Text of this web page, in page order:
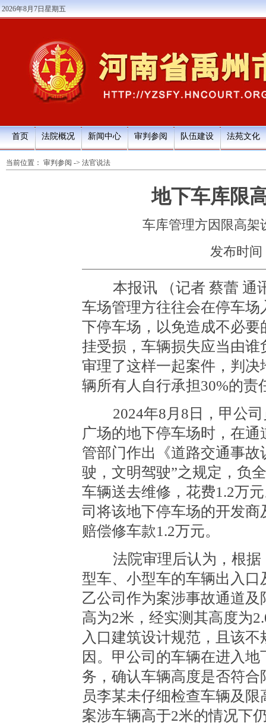
2026年8月7日星期五
首页 法院概况 新闻中心 审判参阅 队伍建设 法苑文化
当前位置： 审判参阅 -> 法官说法
地下车库限
车库管理方因限高架
发布时间
本报讯 （记者 蔡蕾 通
车场管理方往往会在停车
下停车场，以免造成不必
挂受损，车辆损失应当由
审理了这样一起案件，判
辆所有人自行承担30%的责
2024年8月8日，甲公司
广场的地下停车场时，在
管部门作出《道路交通事
驶，文明驾驶”之规定，负
车辆送去维修，花费1.2万
司将该地下停车场的开发
赔偿修车款1.2万元。
法院审理后认为，根据
型车、小型车的车辆出入
乙公司作为案涉事故通道
高为2米，经实测其高度为
入口建筑设计规范，且该
因。甲公司的车辆在进入
务，确认车辆高度是否符
员李某未仔细检查车辆及
案涉车辆高于2米的情况下